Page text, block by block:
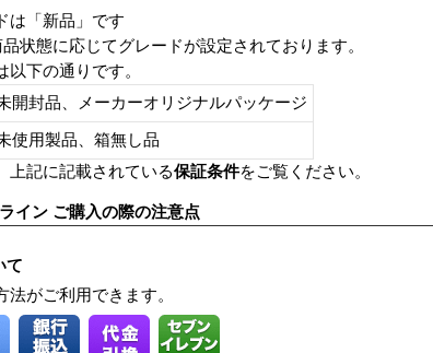
は「新品」です
状態に応じてグレードが設定されております。
以下の通りです。
開封品、メーカーオリジナルパッケージ
使用製品、箱無し品
上記に記載されている保証条件をご覧ください。
イン ご購入の際の注意点
て
法がご利用できます。